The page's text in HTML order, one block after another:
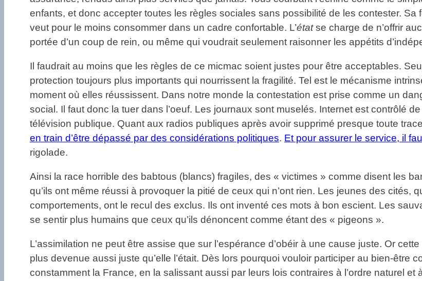
enfants, et donc accepter toutes les règles sociales sans possibilité de les contester. Sa
veut pour le moins consommer dans un cadre confortable. L’étatse charge de n’offrir
portée d’un coup de rein, ou même qui voudrait seulement raisonner les appétits
Il faudrait au moins que les règles de ce micmac soient justes pour être acceptables.
protection toujours plus importants qui nourrissent la fragilité. Tel est le mécanisme
moment où elles réussissent. Dans notre monde la contestation est prise comme un
social. Il faut donc la tuer dans l’oeuf. Les journaux sont muselés. Internet est contrôlé
télévision publique. Quant aux radios publiques après avoir supprimé presque toute
en train d’être dépassé par des considérations politiques. Et pour assurer le service, il
rigolade.
Ainsi la race horrible des babtous (blancs) fragiles, des « victimes » comme disent les
qu’ils ont même réussi à provoquer la pitié de ceux qui n’ont rien. Les jeunes des cités,
comportements, ont le recul des exclus. Ils ont inventé ces mots à bon escient. Les
se sentir plus humains que ceux qu’ils dénoncent comme étant des « pigeons ».
L’assimilation ne peut être assise que sur l’espérance d’obéir à une cause juste. Or
plus devenue aussi juste qu’elle l’était. Dès lors pourquoi vouloir participer au bien-être
constamment la France, en la salissant aussi par leurs lois contraires à l’ordre naturel et